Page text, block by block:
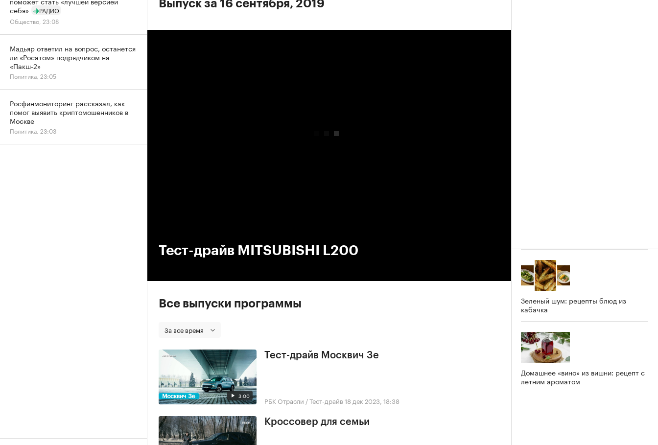
Выпуск за 16 сентября, 2019
Тест-драйв MITSUBISHI L200
Все выпуски программы
За все время
3:00
Тест-драйв Москвич 3е
РБК Отрасли / Тест-драйв 18 дек 2023, 18:38
Кроссовер для семьи
Зеленый шум: рецепты блюд из
кабачка
Домашнее «вино» из вишни: рецепт с
летним ароматом
себя»
РАДИО
Общество, 23:08
Мадьяр ответил на вопрос, останется
ли «Росатом» подрядчиком на
«Пакш-2»
Политика, 23:05
Росфинмониторинг рассказал, как
помог выявить криптомошенников в
Москве
Политика, 23:03